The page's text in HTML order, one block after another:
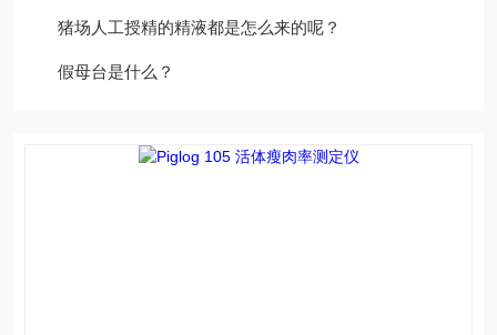
猪场人工授精的精液都是怎么来的呢？
假母台是什么？